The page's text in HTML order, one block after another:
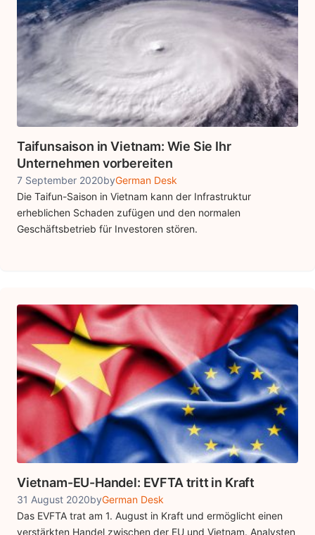
Taifunsaison in Vietnam: Wie Sie Ihr
Unternehmen vorbereiten
7 September 2020byGerman Desk
Die Taifun-Saison in Vietnam kann der Infrastruktur
erheblichen Schaden zufügen und den normalen
Geschäftsbetrieb für Investoren stören.
Vietnam-EU-Handel: EVFTA tritt in Kraft
31 August 2020byGerman Desk
Das EVFTA trat am 1. August in Kraft und ermöglicht einen
verstärkten Handel zwischen der EU und Vietnam. Analysten